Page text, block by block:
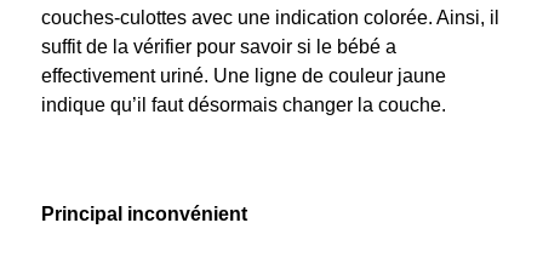
couches-culottes avec une indication colorée. Ainsi, il
suffit de la vérifier pour savoir si le bébé a
effectivement uriné. Une ligne de couleur jaune
indique qu’il faut désormais changer la couche.
Principal inconvénient